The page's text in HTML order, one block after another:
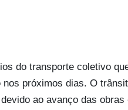
do transporte coletivo
nos próximos dias. O
ao avanço das